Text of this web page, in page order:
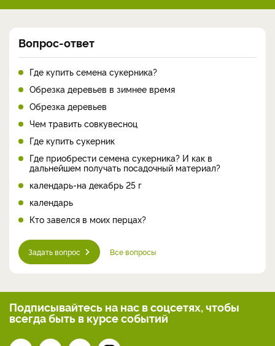
Вопрос-ответ
Где купить семена сукерника?
Обрезка деревьев в зимнее время
Обрезка деревьев
Чем травить совкувесноц
Где купить сукерник
Где приобрести семена сукерника? И как в
дальнейшем получать посадочный материал?
календарь-на декабрь 25 г
календарь
Кто завелся в моих перцах?
Задать вопрос Все вопросы
Подписывайтесь на нас в соцсетях, чтобы
всегдабыть в курсе событий